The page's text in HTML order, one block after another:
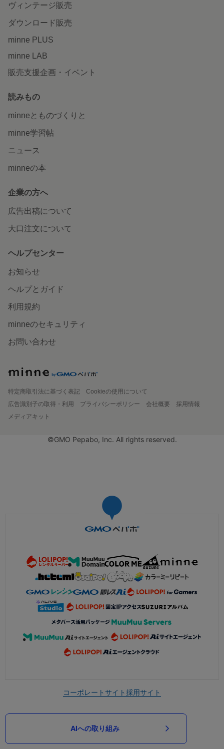
ヴィンテージ販売
ダウンロード販売
minne PLUS
minne LAB
販売支援企画・イベント
読みもの
minneとものづくりと
minne学習帖
ニュース
minneの本
企業の方へ
広告出稿について
大口注文について
ヘルプセンター
お知らせ
ヘルプとガイド
利用規約
minneのセキュリティ
お問い合わせ
特定商取引法に基づく表記
Cookieの使用について
広告識別子の取得・利用
プライバシーポリシー 会社概要
採用情報
メディアキット
©GMO Pepabo, Inc. All rights reserved.
コーポレートサイト採用サイト
AIへの取り組み